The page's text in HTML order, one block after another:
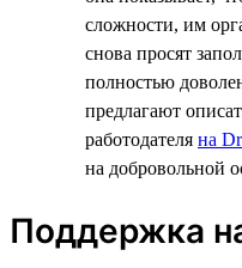
сложности, им
снова просят
полностью
предлагают
работодателя на
на добровольной
Поддержка